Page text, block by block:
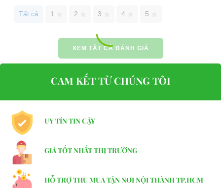
Tất cả 1 2 3 4 5
XEM TẤT CẢ ĐÁNH GIÁ
CAM KẾT TỪ CHÚNG TÔI
UY TÍN TIN CẬY
GIÁ TỐT NHẤT THỊ TRƯỜNG
HỖ TRỢ THU MUA TẬN NƠI NỘI THÀNH TP.HCM